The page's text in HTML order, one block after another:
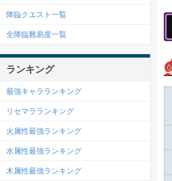
降臨クエスト一覧
全降臨難易度一覧
ランキング
最強キャラランキング
リセマラランキング
火属性最強ランキング
水属性最強ランキング
木属性最強ランキング